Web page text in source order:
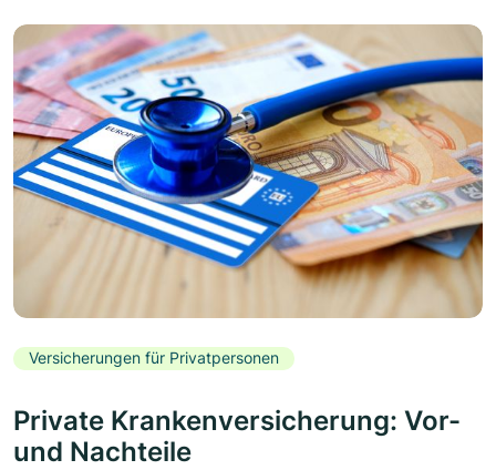
Versicherungen für Privatpersonen
Private Krankenversicherung: Vor-
und Nachteile